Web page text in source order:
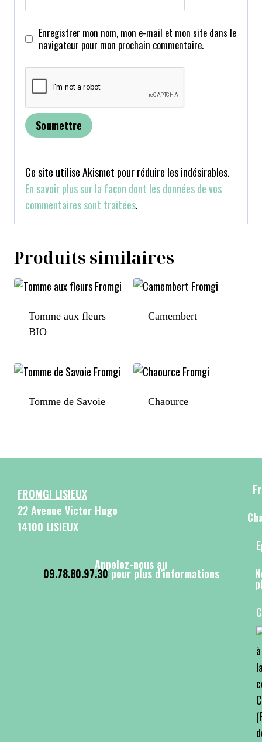
Enregistrer mon nom, mon e-mail et mon site dans le
navigateur pour mon prochain commentaire.
Ce site utilise Akismet pour réduire les indésirables.
En savoir plus sur la façon dont les données de vos
commentaires sont traitées.
Produits similaires
Tomme aux fleurs
BIO
Camembert
Tomme de Savoie Chaource
FROMGI LISIEUX
22 Avenue Victor Hugo
14100 LISIEUX
Appelez-nous au
09.78.80.97.30pour plus d’informations